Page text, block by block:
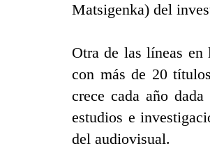
Matsigenka) del
Otra de las líneas
con más de 20
crece cada año
estudios e
del audiovisual.